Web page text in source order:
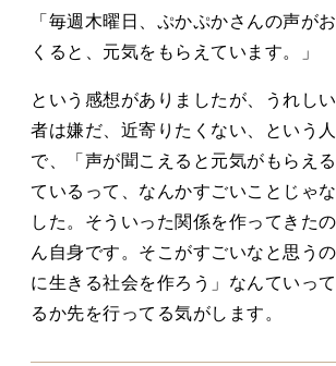
「毎週木曜日、ぷかぷかさんの声が
くると、元気をもらえています。」
という感想がありましたが、うれし
者は嫌だ、近寄りたくない、という
で、「声が聞こえると元気がもらえ
ているって、なんかすごいことじゃ
した。そういった関係を作ってきた
ん自身です。そこがすごいなと思う
に生きる社会を作ろう」なんていっ
るか先を行ってる気がします。